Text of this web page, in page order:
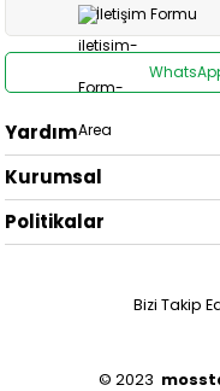
İletişim Formu
Yardım
Kurumsal
Politikalar
Bizi Takip
© 2023